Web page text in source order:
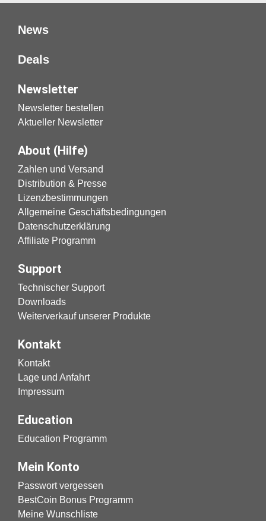
News
Deals
Newsletter
Newsletter bestellen
Aktueller Newsletter
About (Hilfe)
Zahlen und Versand
Distribution & Presse
Lizenzbestimmungen
Allgemeine Geschäftsbedingungen
Datenschutzerklärung
Affiliate Programm
Support
Technischer Support
Downloads
Weiterverkauf unserer Produkte
Kontakt
Kontakt
Lage und Anfahrt
Impressum
Education
Education Programm
Mein Konto
Passwort vergessen
BestCoin Bonus Programm
Meine Wunschliste